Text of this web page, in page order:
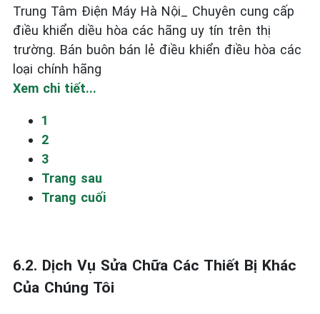
Trung Tâm Điện Máy Hà Nội_ Chuyên cung cấp
điều khiển diều hòa các hãng uy tín trên thị
trường. Bán buôn bán lẻ điều khiển điều hòa các
loại chính hãng
Xem chi tiết...
1
2
3
Trang sau
Trang cuối
6.2. Dịch Vụ Sửa Chữa Các Thiết Bị Khác
Của Chúng Tôi